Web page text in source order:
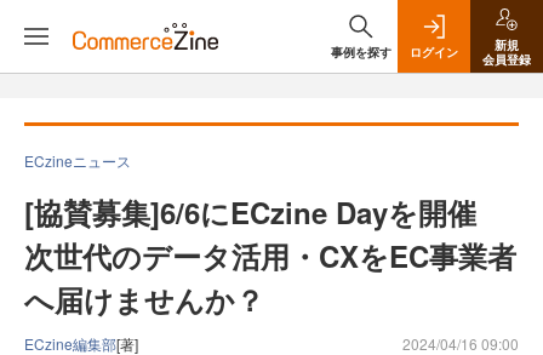
事例を探す ログイン
新規
会員登録
ECzineニュース
[協賛募集]6/6にECzine Dayを開催
次世代のデータ活用・CXをEC事業者
へ届けませんか？
ECzine編集部[著] 2024/04/16 09:00